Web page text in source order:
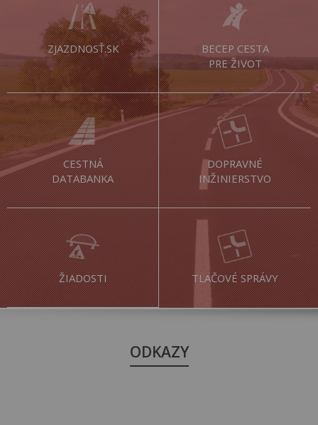
ZJAZDNOSŤ.SK
BECEP CESTA
PRE ŽIVOT
CESTNÁ
DATABANKA
DOPRAVNÉ
INŽINIERSTVO
ŽIADOSTI TLAČOVÉ SPRÁVY
ODKAZY